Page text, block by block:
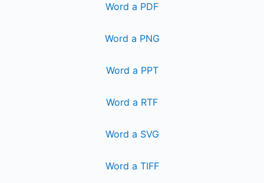
Word a PDF
Word a PNG
Word a PPT
Word a RTF
Word a SVG
Word a TIFF